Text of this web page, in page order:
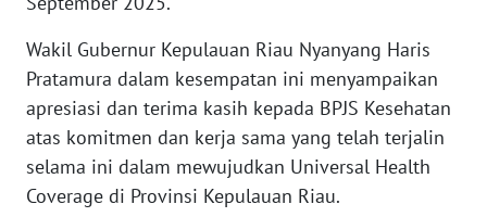
Wakil Gubernur Kepulauan Riau Nyanyang Haris
Pratamura dalam kesempatan ini menyampaikan
apresiasi dan terima kasih kepada BPJS Kesehatan
atas komitmen dan kerja sama yang telah terjalin
selama ini dalam mewujudkan Universal Health
Coverage di Provinsi Kepulauan Riau.
PAPUA
RIAU
WN
SERAMBI